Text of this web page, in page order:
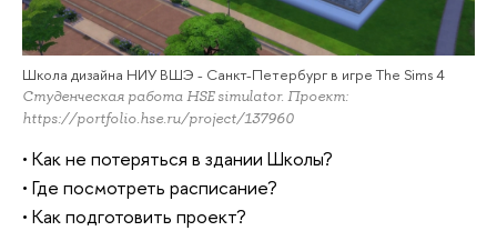
Школа дизайна НИУ ВШЭ - Санкт-Петербург в игре The Sims 4
Студенческая работа HSE simulator. Проект:
https://portfolio.hse.ru/project/137960
• Как не потеряться в здании Школы?
• Где посмотреть расписание?
• Как подготовить проект?